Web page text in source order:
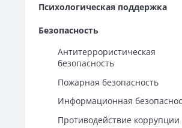
Психологическая поддержка
Безопасность
Антитеррористическая
безопасность
Пожарная безопасность
Информационная
Противодействие коррупции